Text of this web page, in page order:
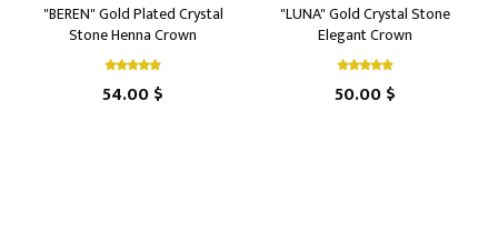
"BEREN" Gold Plated Crystal
Stone Henna Crown
54.00 $
"LUNA" Gold Crystal Stone
Elegant Crown
50.00 $